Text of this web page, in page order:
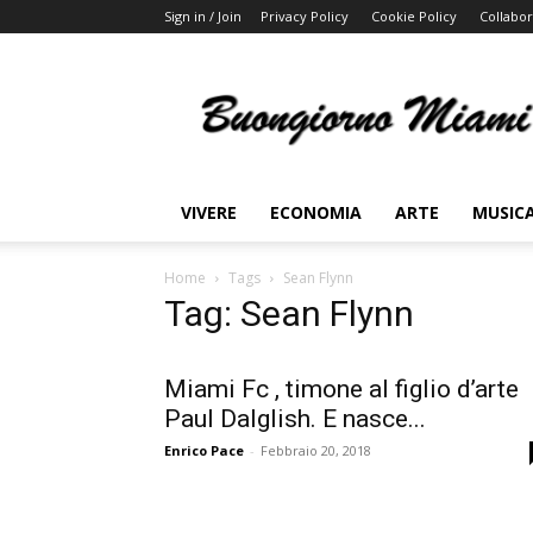
Sign in / Join Privacy Policy Cookie Policy
Miami
VIVERE ECONOMIA ARTE
Home Tags Sean Flynn
Tag: Sean Flynn
Miami Fc , timone al figlio d’arte
Paul Dalglish. E nasce...
Enrico Pace - Febbraio 20, 2018